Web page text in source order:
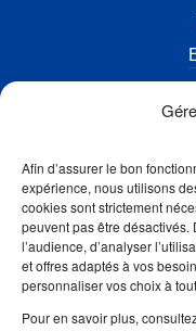
Afin d’assurer le bon
expérience, nous utilisons
cookies sont strictement
peuvent pas être désactivés.
l’audience, d’analyser
et offres adaptés à vos
personnaliser vos choix à
Pour en savoir plus,